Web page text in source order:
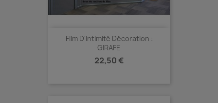
Film D'Intimité Décoration :
GIRAFE
Prix
22,50 €